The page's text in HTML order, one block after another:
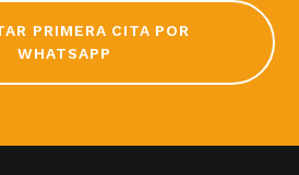
PRIMERA CITA POR
WHATSAPP